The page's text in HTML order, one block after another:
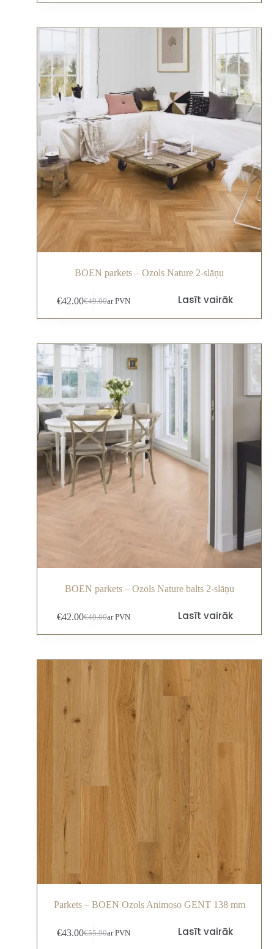
BOEN parkets – Ozols Nature 2-slāņu
€49.00
€42.00 ar PVN Lasīt vairāk
BOEN parkets – Ozols Nature balts 2-slāņu
€49.00
€42.00 ar PVN Lasīt vairāk
Parkets – BOEN Ozols Animoso GENT 138 mm
€55.90
€43.00 ar PVN Lasīt vairāk